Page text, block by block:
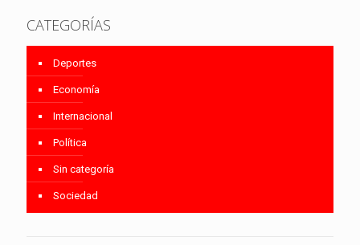
CATEGORÍAS
Deportes
Economía
Internacional
Política
Sin categoría
Sociedad